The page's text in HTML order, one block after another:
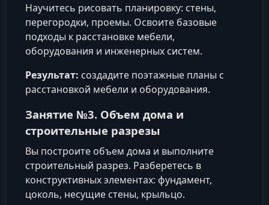
Научитесь рисовать планировку: стены,
перегородки, проемы. Освоите базовые
подходы к расстановке мебели,
оборудования и инженерных систем.
Результат: создадите поэтажные планы с
расстановкой мебели и оборудования.
Занятие №3. Объем дома и
строительные разрезы
Вы построите объем дома и выполните
строительный разрез. Разберетесь в
конструктивных элементах: фундамент,
цоколь, несущие стены, крыльцо.